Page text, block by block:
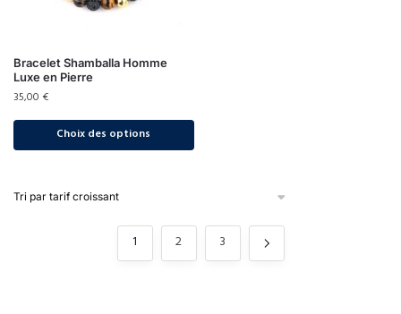
Bracelet Shamballa Homme
Luxe en Pierre
35,00 €
Choix des options
1 2 3